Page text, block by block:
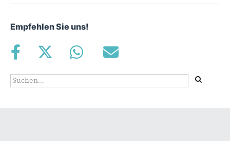
Empfehlen Sie uns!
Suchformular
Suche